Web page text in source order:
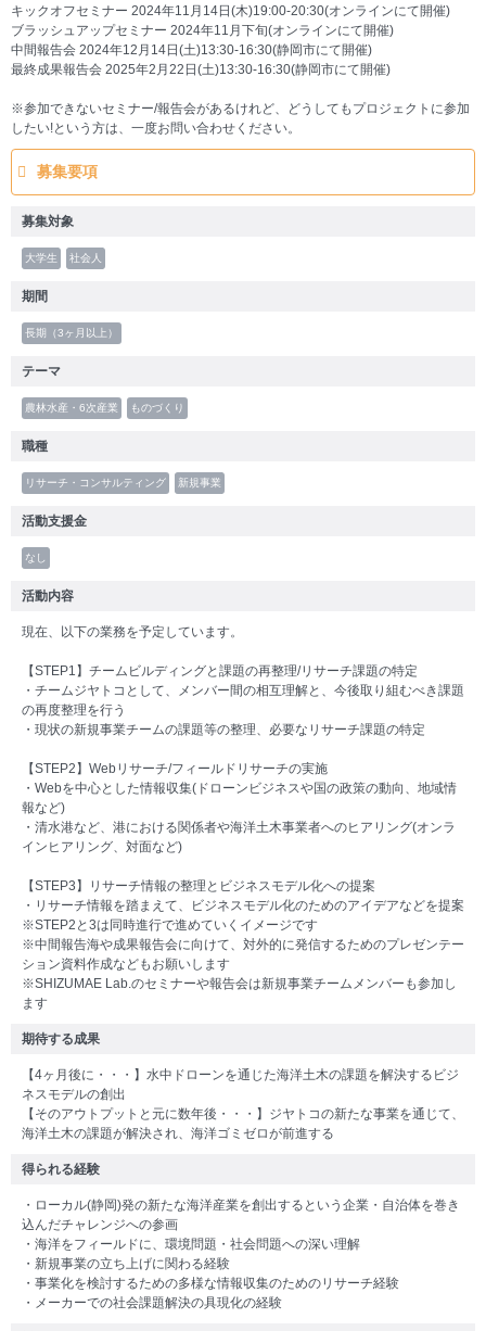
キックオフセミナー 2024年11月14日(木)19:00-20:30(オンラインにて開催)
ブラッシュアップセミナー 2024年11月下旬(オンラインにて開催)
中間報告会 2024年12月14日(土)13:30-16:30(静岡市にて開催)
最終成果報告会 2025年2月22日(土)13:30-16:30(静岡市にて開催)
※参加できないセミナー/報告会があるけれど、どうしてもプロジェクトに参加
したい!という方は、一度お問い合わせください。
募集要項
募集対象
大学生 社会人
期間
長期（3ヶ月以上）
テーマ
農林水産・6次産業 ものづくり
職種
リサーチ・コンサルティング 新規事業
活動支援金
なし
活動内容
現在、以下の業務を予定しています。
【STEP1】チームビルディングと課題の再整理/リサーチ課題の特定
・チームジヤトコとして、メンバー間の相互理解と、今後取り組むべき課題
の再度整理を行う
・現状の新規事業チームの課題等の整理、必要なリサーチ課題の特定
【STEP2】Webリサーチ/フィールドリサーチの実施
・Webを中心とした情報収集(ドローンビジネスや国の政策の動向、地域情
報など)
・清水港など、港における関係者や海洋土木事業者へのヒアリング(オンラ
インヒアリング、対面など)
【STEP3】リサーチ情報の整理とビジネスモデル化への提案
・リサーチ情報を踏まえて、ビジネスモデル化のためのアイデアなどを提案
※STEP2と3は同時進行で進めていくイメージです
※中間報告海や成果報告会に向けて、対外的に発信するためのプレゼンテー
ション資料作成などもお願いします
※SHIZUMAE Lab.のセミナーや報告会は新規事業チームメンバーも参加し
ます
期待する成果
【4ヶ月後に・・・】水中ドローンを通じた海洋土木の課題を解決するビジ
ネスモデルの創出
【そのアウトプットと元に数年後・・・】ジヤトコの新たな事業を通じて、
海洋土木の課題が解決され、海洋ゴミゼロが前進する
得られる経験
・ローカル(静岡)発の新たな海洋産業を創出するという企業・自治体を巻き
込んだチャレンジへの参画
・海洋をフィールドに、環境問題・社会問題への深い理解
・新規事業の立ち上げに関わる経験
・事業化を検討するための多様な情報収集のためのリサーチ経験
・メーカーでの社会課題解決の具現化の経験